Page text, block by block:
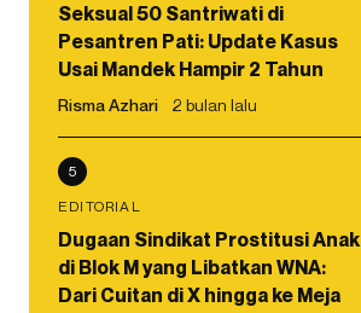
Seksual 50 Santriwati di
Pesantren Pati: Update Kasus
Usai Mandek Hampir 2 Tahun
Risma Azhari 2 bulan lalu
5
EDITORIAL
Dugaan Sindikat Prostitusi Anak
di Blok M yang Libatkan WNA:
Dari Cuitan di X hingga ke Meja